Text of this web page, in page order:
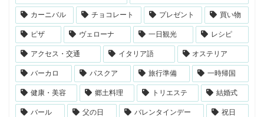
カーニバル チョコレート プレゼント 買い物
ピザ ヴェローナ 一日観光 レシピ
アクセス・交通 イタリア語 オステリア
バーカロ パスクア 旅行準備 一時帰国
健康・美容 郷土料理 トリエステ 結婚式
バール 父の日 バレンタインデー 祝日